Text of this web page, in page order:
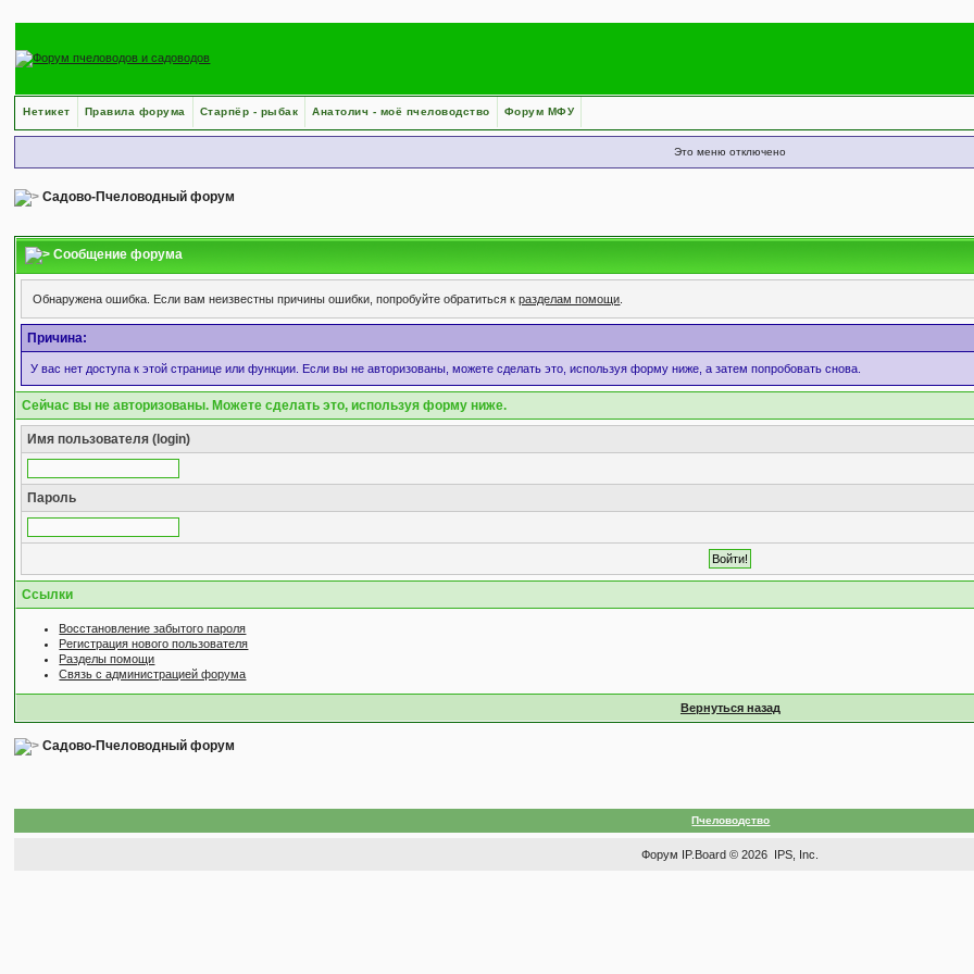
Нетикет Правила форума Старпёр - рыбак Анатолич - моё пчеловодство Форум МФУ
Это меню отключено
Садово-Пчеловодный форум
Сообщение форума
Обнаружена ошибка. Если вам неизвестны причины ошибки, попробуйте обратиться кразделам помощи
Причина:
У вас нет доступа к этой странице или функции. Если вы не авторизованы, можете сделать это, используя форму ниже, а затем попробовать снова.
Сейчас вы не авторизованы. Можете сделать это, используя форму ниже.
Имя пользователя (login)
Пароль
Ссылки
Восстановление забытого пароля
Регистрация нового пользователя
Разделы помощи
Связь с администрацией форума
Вернуться назад
Садово-Пчеловодный форум
Пчеловодство
Форум IP.Board © 2026 IPS, Inc